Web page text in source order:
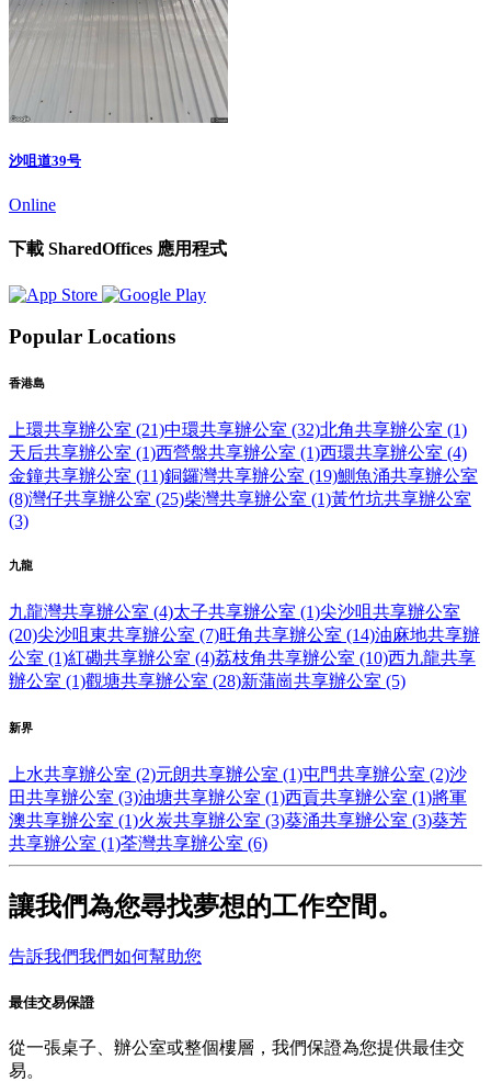
沙咀道39号
Online
下載 SharedOffices 應用程式
Popular Locations
香港島
上環共享辦公室 (21)中環共享辦公室 (32)北角共享辦公室 (1)
天后共享辦公室 (1)西營盤共享辦公室 (1)西環共享辦公室 (4)
金鐘共享辦公室 (11)銅鑼灣共享辦公室 (19)鰂魚涌共享辦公室
(8)灣仔共享辦公室 (25)柴灣共享辦公室 (1)黃竹坑共享辦公室
(3)
九龍
九龍灣共享辦公室 (4)太子共享辦公室 (1)尖沙咀共享辦公室
(20)尖沙咀東共享辦公室 (7)旺角共享辦公室 (14)油麻地共享辦
公室 (1)紅磡共享辦公室 (4)荔枝角共享辦公室 (10)西九龍共享
辦公室 (1)觀塘共享辦公室 (28)新蒲崗共享辦公室 (5)
新界
上水共享辦公室 (2)元朗共享辦公室 (1)屯門共享辦公室 (2)沙
田共享辦公室 (3)油塘共享辦公室 (1)西貢共享辦公室 (1)將軍
澳共享辦公室 (1)火炭共享辦公室 (3)葵涌共享辦公室 (3)葵芳
共享辦公室 (1)荃灣共享辦公室 (6)
讓我們為您尋找夢想的工作空間。
告訴我們我們如何幫助您
最佳交易保證
從一張桌子、辦公室或整個樓層，我們保證為您提供最佳交
易。